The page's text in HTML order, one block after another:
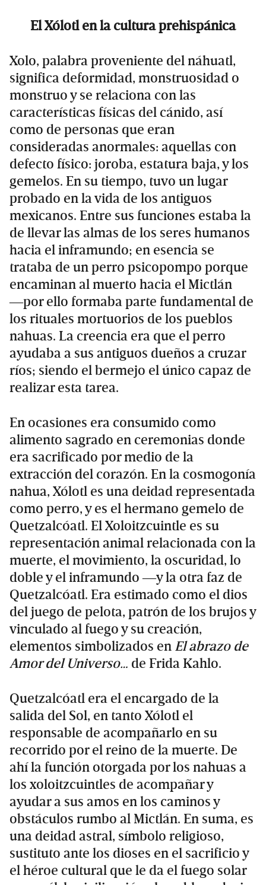
El Xólotl en la cultura prehispánica
Xolo, palabra proveniente del náhuatl,
significa deformidad, monstruosidad o
monstruo y se relaciona con las
características físicas del cánido, así
como de personas que eran
consideradas anormales: aquellas con
defecto físico: joroba, estatura baja, y los
gemelos. En su tiempo, tuvo un lugar
probado en la vida de los antiguos
mexicanos. Entre sus funciones estaba la
de llevar las almas de los seres humanos
hacia el inframundo; en esencia se
trataba de un perro psicopompo porque
encaminan al muerto hacia el Mictlán
―por ello formaba parte fundamental de
los rituales mortuorios de los pueblos
nahuas. La creencia era que el perro
ayudaba a sus antiguos dueños a cruzar
ríos; siendo el bermejo el único capaz de
realizar esta tarea.
En ocasiones era consumido como
alimento sagrado en ceremonias donde
era sacrificado por medio de la
extracción del corazón. En la cosmogonía
nahua, Xólotl es una deidad representada
como perro, y es el hermano gemelo de
Quetzalcóatl. El Xoloitzcuintle es su
representación animal relacionada con la
muerte, el movimiento, la oscuridad, lo
doble y el inframundo ―y la otra faz de
Quetzalcóatl. Era estimado como el dios
del juego de pelota, patrón de los brujos y
vinculado al fuego y su creación,
elementos simbolizados en El abrazo de
Amor del Universo… de Frida Kahlo.
Quetzalcóatl era el encargado de la
salida del Sol, en tanto Xólotl el
responsable de acompañarlo en su
recorrido por el reino de la muerte. De
ahí la función otorgada por los nahuas a
los xoloitzcuintles de acompañar y
ayudar a sus amos en los caminos y
obstáculos rumbo al Mictlán. En suma, es
una deidad astral, símbolo religioso,
sustituto ante los dioses en el sacrificio y
el héroe cultural que le da el fuego solar